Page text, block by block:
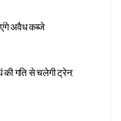
अवैध कब्जे
की गति से चलेगी ट्रेन: